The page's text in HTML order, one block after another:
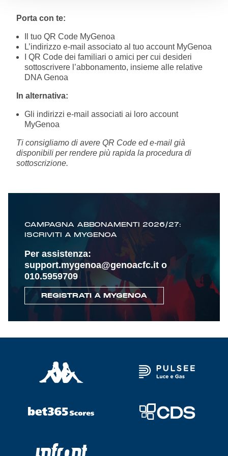
Porta con te:
Il tuo QR Code MyGenoa
L’indirizzo e-mail associato al tuo account MyGenoa
I QR Code dei familiari o amici per cui desideri
sottoscrivere l’abbonamento, insieme alle relative
DNA Genoa
In alternativa:
Gli indirizzi e-mail associati ai loro account
MyGenoa
Ti consigliamo di avere QR Code ed e-mail già
disponibili per rendere più rapida la procedura di
sottoscrizione.
CAMPAGNA ABBONAMENTI 2026/27:
ISCRIVITI A MYGENOA
Per assistenza:
support.mygenoa@genoacfc.it o
010.5959709
REGISTRATI A MYGENOA